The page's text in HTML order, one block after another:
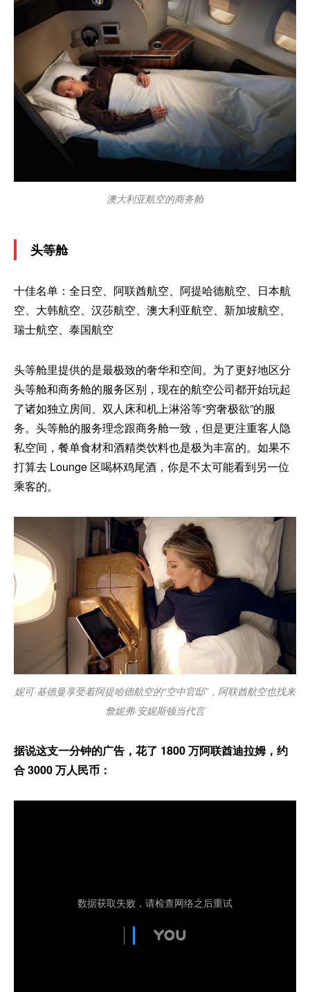
澳大利亚航空的商务舱
头等舱
十佳名单：全日空、阿联酋航空、阿提哈德航空、日本航
空、大韩航空、汉莎航空、澳大利亚航空、新加坡航空、
瑞士航空、泰国航空
头等舱里提供的是最极致的奢华和空间。为了更好地区分
头等舱和商务舱的服务区别，现在的航空公司都开始玩起
了诸如独立房间、双人床和机上淋浴等“穷奢极欲”的服
务。头等舱的服务理念跟商务舱一致，但是更注重客人隐
私空间，餐单食材和酒精类饮料也是极为丰富的。如果不
打算去 Lounge 区喝杯鸡尾酒，你是不太可能看到另一位
乘客的。
妮可·基德曼享受着阿提哈德航空的“空中官邸”，阿联酋航空也找来
詹妮弗·安妮斯顿当代言
据说这支一分钟的广告，花了 1800 万阿联酋迪拉姆，约
合 3000 万人民币：